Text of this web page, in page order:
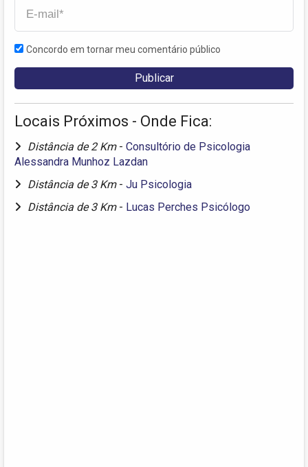
Concordo em tornar meu comentário público
Locais Próximos - Onde Fica:
Distância de 2 Km - Consultório de Psicologia
Alessandra Munhoz Lazdan
Distância de 3 Km - Ju Psicologia
Distância de 3 Km - Lucas Perches Psicólogo